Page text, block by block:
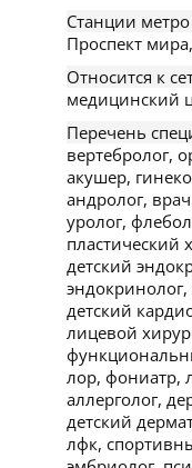
Станции
Проспект мира,
Относится к
медицинский
Перечень
вертебролог,
акушер,
андролог,
уролог,
пластический
детский
эндокринолог,
детский
лицевой
лор, фониатр,
аллерголог,
детский
лфк,